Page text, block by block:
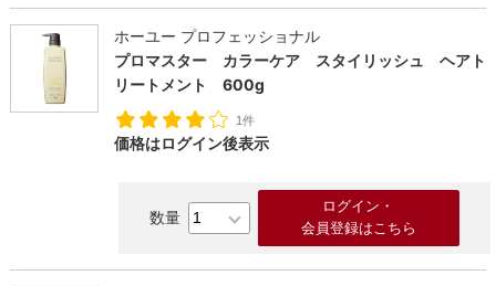
ホーユー プロフェッショナル
プロマスター カラーケア スタイリッシュ ヘアト
リートメント 600g
1件
価格はログイン後表示
ログイン・
会員登録はこちら